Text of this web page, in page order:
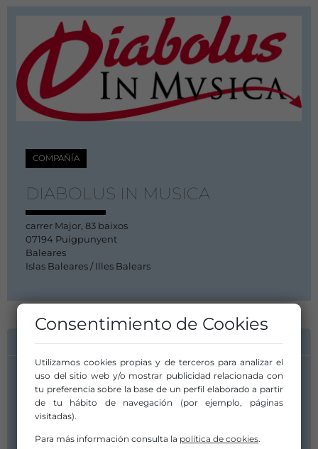
COMPAÑÍA
DIABOLUS IN MUSICA
carrer Major, 83 baixos
07194 Puigpunyent
Baleares
Islas Baleares / Illes Balears
INFORMACIÓN DE CONTACTO
Consentimiento de Cookies
Utilizamos cookies propias y de terceros para analizar el
uso del sitio web y/o mostrar publicidad relacionada con
tu preferencia sobre la base de un perfil elaborado a partir
de tu hábito de navegación (por ejemplo, páginas
visitadas).
Para más información consulta la política de cookies.